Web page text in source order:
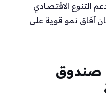
التنوع الاقتصادي
آفاق نمو قوية على
صندوق